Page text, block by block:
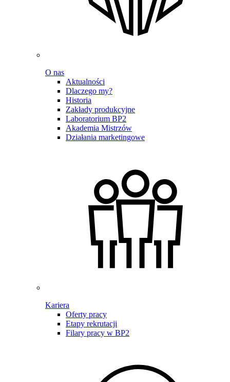
O nas
Aktualności
Dlaczego my?
Historia
Zakłady produkcyjne
Laboratorium BP2
Akademia Mistrzów
Działania marketingowe
Kariera
Oferty pracy
Etapy rekrutacji
Filary pracy w BP2